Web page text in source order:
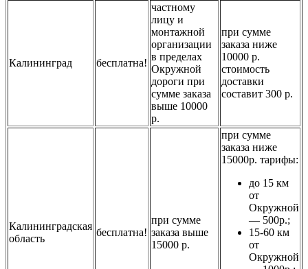
Калининград бесплатна!
частному
лицу и
монтажной
организации
в пределах
Окружной
дороги при
сумме заказа
выше 10000
р.
при сумме
заказа ниже
10000 р.
стоимость
доставки
составит 300 р.
Калининградская
область
бесплатна!
при сумме
заказа выше
15000 р.
при сумме
заказа ниже
15000р. тарифы:
до 15 км
от
Окружной
— 500р.;
15-60 км
от
Окружной